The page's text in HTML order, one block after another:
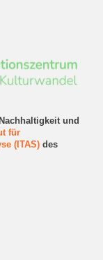
und
für
(ITAS)des